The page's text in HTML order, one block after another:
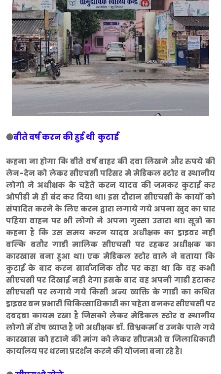
🔴बीते वर्ष करन की हुई थी कुटाई
कहना ना होगा कि बीते वर्ष बाहर की दवा लिखने और रुपये की
लेन-देन को लेकर सीएचसी परिसर मे मेडिकल स्टोर व स्थानीय
लोगो ने अधीक्षक के चहेते करन यादव की जमकर कुटाई कर
ओपीडी मे ही बंद कर दिया था। इस दौरान सीएचसी के कार्यो को
संपादित करने के लिए करन द्वारा लगाये गये अपना खुद का चार
पहिया वाहन पर भी लोगो ने अपना गुस्सा उतारा था। सूत्रो का
कहना है कि उस समय करन यादव अधीक्षक का ड्राइवर नही
बल्कि बतौर गाडी मालिक सीएचसी पर रहकर अधीक्षक का
कारखास बना हुआ था। एक मेडिकल स्टोर वाले ने बताया कि
कुटाई के बाद करन सार्वजनिक तौर पर कहा था कि वह कभी
सीएचसी पर दिखाई नही देगा इसके बाद वह अपनी गाडी हटाकर
सीएचसी पर लगाये गये किसी अन्य व्यक्ति के गाडी का कथित
ड्राइवर बन प्रभारी चिकित्साधिकारी का चहेता बनकर सीएचसी पर
दबदबा कायम रखा है जिसको लेकर मेडिकल स्टोर व स्थानीय
लोगो में रोष व्याप्त है जो अधीक्षक डाॅ. विश्वकर्मा व उनके पाले गये
कारखास को हटाने की मांग को लेकर सीएमओ व जिलाधिकारी
कार्यालय पर धरना प्रदर्शन करने की योजना बना रहे है।